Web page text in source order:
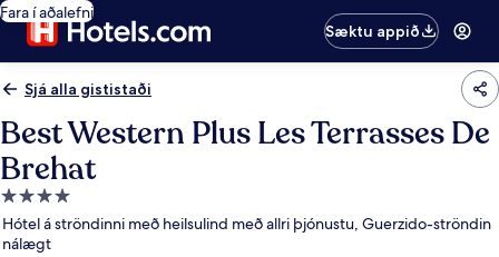
Fara í aðalefni
Sæktu appið
Sjá alla gististaði
Best Western Plus Les Terrasses De
Brehat
4.0
stjörnu
gististaður
Hótel á ströndinni með heilsulind með allri þjónustu, Guerzido-ströndin
nálægt